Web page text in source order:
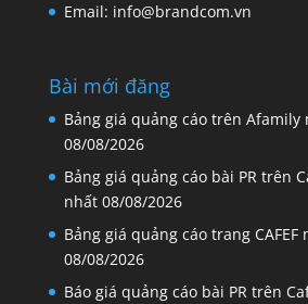
Email: info@brandcom.vn
Bài mới đăng
Bảng giá quảng cáo trên Afamily
08/08/2026
Bảng giá quảng cáo bài PR trên
nhất 08/08/2026
Bảng giá quảng cáo trang CAFEF
08/08/2026
Báo giá quảng cáo bài PR trên